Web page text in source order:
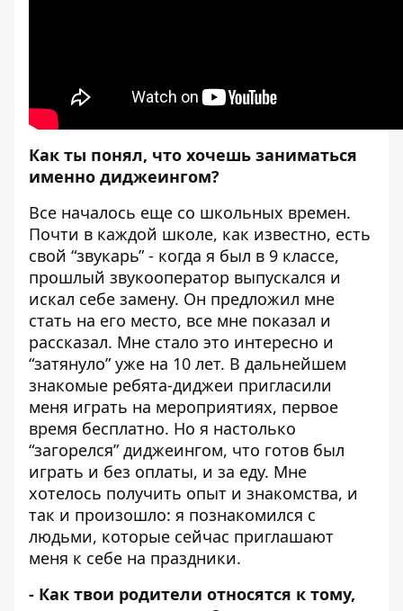
Как ты понял, что хочешь заниматься
именно диджеингом?
Все началось еще со школьных времен.
Почти в каждой школе, как известно, есть
свой “звукарь” - когда я был в 9 классе,
прошлый звукооператор выпускался и
искал себе замену. Он предложил мне
стать на его место, все мне показал и
рассказал. Мне стало это интересно и
“затянуло” уже на 10 лет. В дальнейшем
знакомые ребята-диджеи пригласили
меня играть на мероприятиях, первое
время бесплатно. Но я настолько
“загорелся” диджеингом, что готов был
играть и без оплаты, и за еду. Мне
хотелось получить опыт и знакомства, и
так и произошло: я познакомился с
людьми, которые сейчас приглашают
меня к себе на праздники.
- Как твои родители относятся к тому,